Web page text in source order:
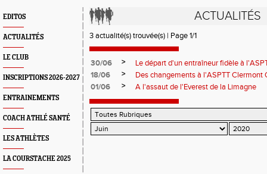
EDITOS
ACTUALITÉS
LE CLUB
INSCRIPTIONS 2026-2027
ENTRAINEMENTS
COACH ATHLÉ SANTÉ
LES ATHLÈTES
LA COURSTACHE 2025
ACTUALITÉS
3 actualité(s) trouvée(s) | Page 1/1
30/06 >
Le départ d'un entraîneur fidèle à
18/06
>
Des changements à l'ASPTT Clermont
01/06
> A l'assaut de l'Everest de la Limagne